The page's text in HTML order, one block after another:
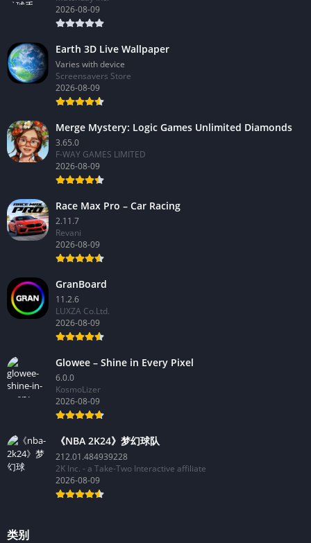
3.4.2
Matchday Inc.
Earth 3D Live Wallpaper
Varies with device
Screensavers Store
Merge Mystery: Logic Games Unlimited Diamonds
3.65.0
F-WAY GAMES LIMITED
Race Max Pro – Car Racing
2.11.7
Revani
GranBoard
11.2.6
LUXZA Co.Ltd.
Glowee – Shine in Every Pixel
6.0.0
KosmoLizer
《NBA 2K24》梦幻球队
212.01.484939228
2K Inc. - a Take-Two Interactive affiliate